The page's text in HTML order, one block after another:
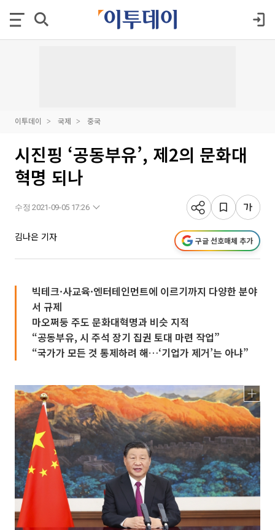
이투데이 국제 중국
시진핑 ‘공동부유’, 제2의 문화대
혁명 되나
수정 2021-09-05 17:26
김나은 기자 구글 선호매체 추가
빅테크·사교육·엔터테인먼트에 이르기까지 다양한 분야
서 규제
마오쩌둥 주도 문화대혁명과 비슷 지적
“공동부유, 시 주석 장기 집권 토대 마련 작업”
“국가가 모든 것 통제하려 해…‘기업가 제거’는 아냐”